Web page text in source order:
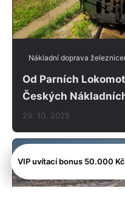
Nákladní doprava
Od Parních
Českých
29. 10. 2025